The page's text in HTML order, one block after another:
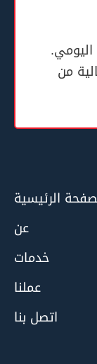
الرئيسية
عن
خدمات
عملنا
اتصل بنا
من